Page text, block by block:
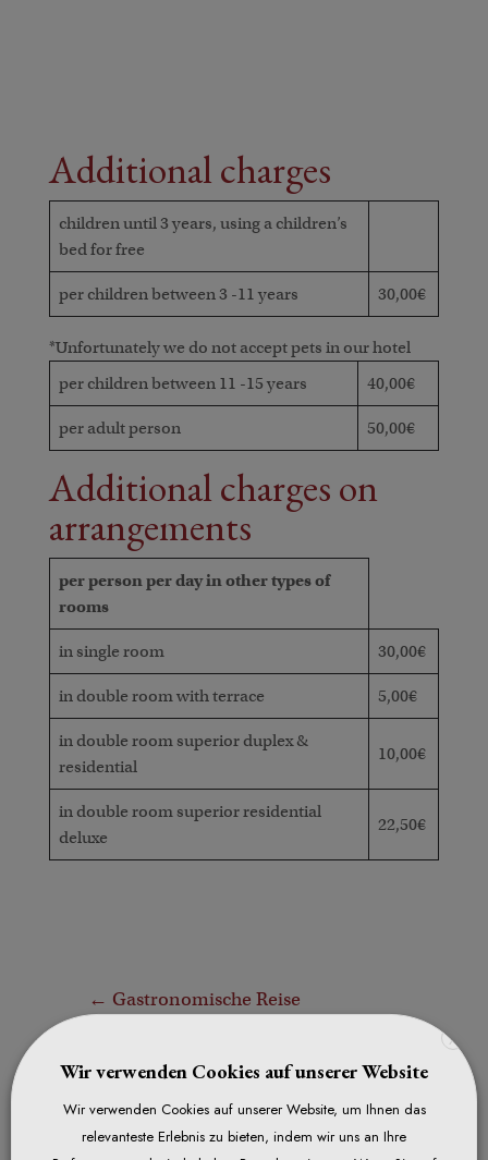
Additional charges
children until 3 years, using a children’s
bed for free
per children between 3 -11 years 30,00€
*Unfortunately we do not accept pets in our hotel
per children between 11 -15 years
40,00€
per adult person 50,00€
Additional charges on
arrangements
per person per day in other types of
rooms
in single room 30,00€
in double room with terrace 5,00€
in double room superior duplex &
residential
10,00€
in double room superior residential
deluxe
22,50€
← Gastronomische Reise
Our arrangements
X
Wir verwenden Cookies auf unserer Website
Wir verwenden Cookies auf unserer Website, um Ihnen das
relevanteste Erlebnis zu bieten, indem wir uns an Ihre